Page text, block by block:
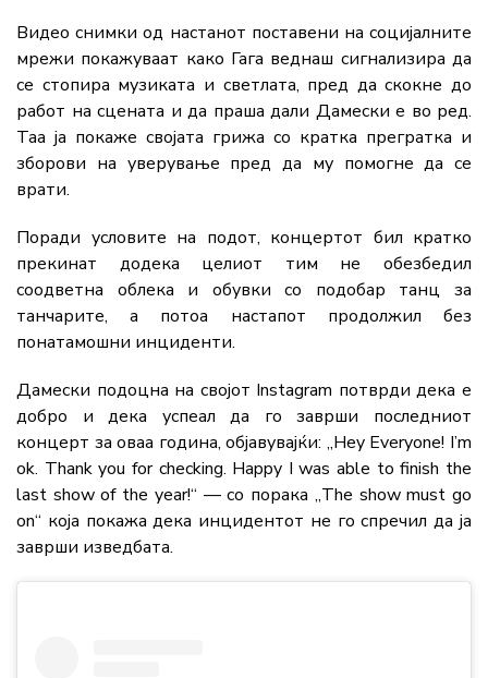
Видео снимки од настанот поставени на социјалните
мрежи покажуваат како Гага веднаш сигнализира да
се стопира музиката и светлата, пред да скокне до
работ на сцената и да праша дали Дамески е во ред.
Таа ја покаже својата грижа со кратка прегратка и
зборови на уверување пред да му помогне да се
врати.
Поради условите на подот, концертот бил кратко
прекинат додека целиот тим не обезбедил
соодветна облека и обувки со подобар танц за
танчарите, а потоа настапот продолжил без
понатамошни инциденти.
Дамески подоцна на својот Instagram потврди дека е
добро и дека успеал да го заврши последниот
концерт за оваа година, објавувајќи: „Hey Everyone! I’m
ok. Thank you for checking. Happy I was able to finish the
last show of the year!“ — со порака „The show must go
on“ која покажа дека инцидентот не го спречил да ја
заврши изведбата.